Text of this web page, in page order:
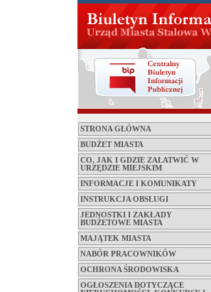
STRONA GŁÓWNA
BUDŻET MIASTA
CO, JAK I GDZIE ZAŁATWIĆ W
URZĘDZIE MIEJSKIM
INFORMACJE I KOMUNIKATY
INSTRUKCJA OBSŁUGI
JEDNOSTKI I ZAKŁADY
BUDŻETOWE MIASTA
MAJĄTEK MIASTA
NABÓR PRACOWNIKÓW
OCHRONA ŚRODOWISKA
OGŁOSZENIA DOTYCZĄCE